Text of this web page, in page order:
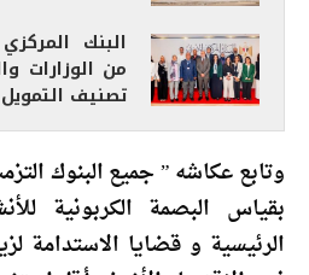
البنك
من الوزارات
تصنيف
وتابع عكاشه ” جميع البنوك
بقياس البصمة الكربونية
الرئيسية و قضايا الاستدامة